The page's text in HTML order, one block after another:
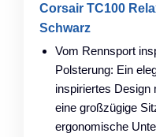
Corsair TC100
Schwarz
Vom Rennsport
Polsterung: Ein
inspiriertes Design
eine großzügige
ergonomische